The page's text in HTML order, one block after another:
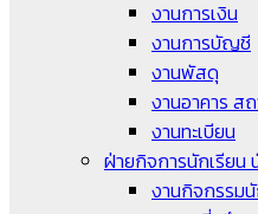
งานการเงิน
งานการบัญชี
งานพัสดุ
งานอาคาร ส
งานทะเบียน
ฝ่ายกิจการนักเรียน
งานกิจกรรม